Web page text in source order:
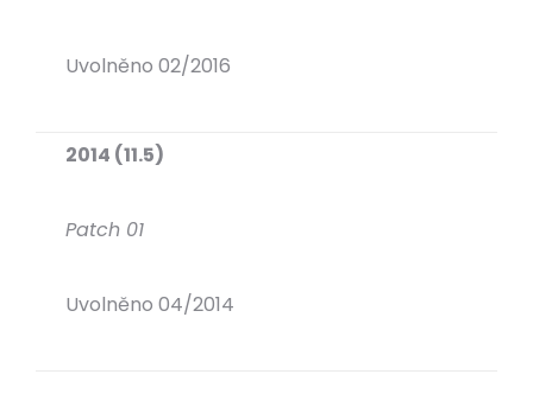
Uvolněno 02/2016
2014 (11.5)
Patch 01
Uvolněno 04/2014